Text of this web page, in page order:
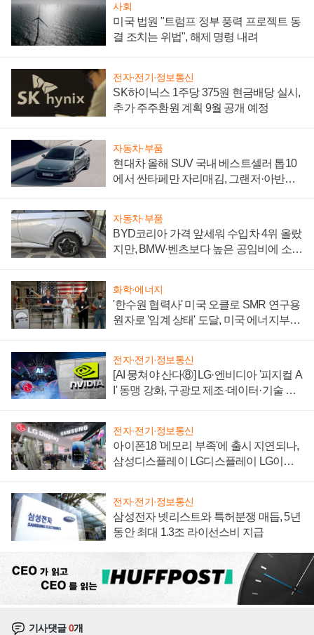
사회
미국 법원 "트럼프 정부 풍력 프로젝트 동
결 조치는 위법", 해제 명령 내려
전자·전기·정보통신
SK하이닉스 1주당 375원 현금배당 실시,
추가 주주환원 계획 9월 공개 예정
자동차·부품
현대차 올해 SUV 국내 베스트셀러 톱10
에서 싼타페만 자리매김, 그랜저·아반떼
자동차·부품
BYD코리아 가격 앞세워 수입차 4위 올랐
지만, BMW·벤츠보다 높은 공임비에 소비
화학·에너지
'한수원 협력사' 미국 오클로 SMR 연구용
원자로 '임계 상태' 도달, 미국 에너지부
전자·전기·정보통신
[AI 뭉쳐야 산다⑧] LG·엔비디아 '피지컬 A
I' 동맹 강화, 구광모 제조·데이터·기술 결
전자·전기·정보통신
아이폰18 '메모리 부족'에 출시 지연되나,
삼성디스플레이 LG디스플레이 LG이노
전자·전기·정보통신
삼성전자 넷리스트와 특허분쟁 매듭, 5년
동안 최대 1.3조 라이선스비 지급
기사댓글0개